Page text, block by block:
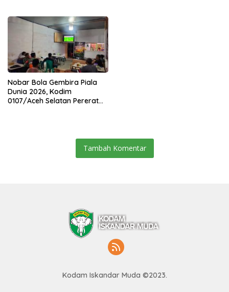
0104/Atim
Nobar Bola Gembira Piala
Dunia 2026, Kodim
0107/Aceh Selatan Pererat
Tambah Komentar
Kodam Iskandar Muda ©2023.